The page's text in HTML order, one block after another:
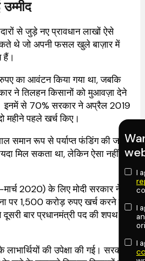
से जुड़े नए प्रावधान लाखों ऐसे
थे जो अपनी फसल खुले बाज़ार में
हैं।
का आवंटन किया गया था, जबकि
ने तिलहन किसानों को मुआवज़ा देने
इनमें से 70% सरकार ने अप्रैल 2019
महीने पहले खर्च किए।
समान रूप से पर्याप्त फंडिंग की जाती
मिल सकता था, लेकिन ऐसा नहीं
2020) के लिए मोदी सरकार ने
पर 1,500 करोड़ रुपए खर्च करने का
दूसरी बार प्रधानमंत्री पद की शपथ
की उपेक्षा की गई। सरकार
I
I
I